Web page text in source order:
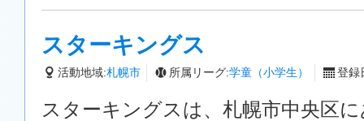
スターキングス
活動地域:札幌市 所属リーグ:学童（小学生） 登録
スターキングスは、札幌市中央区